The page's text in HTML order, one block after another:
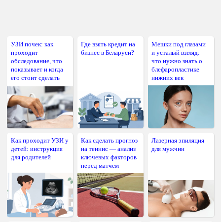
УЗИ почек: как
проходит
обследование, что
показывает и когда
его стоит сделать
Где взять кредит на
бизнес в Беларуси?
Мешки под глазами
и усталый взгляд:
что нужно знать о
блефаропластике
нижних век
Как проходит УЗИ у
детей: инструкция
для родителей
Как сделать прогноз
на теннис — анализ
ключевых факторов
перед матчем
Лазерная эпиляция
для мужчин